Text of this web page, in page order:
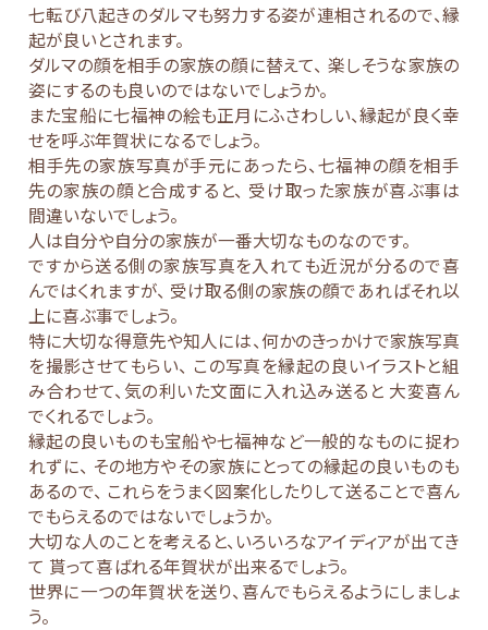
七転び八起きのダルマも努力する姿が連相されるので、縁
起が良いとされます。
ダルマの顔を相手の家族の顔に替えて、 楽しそうな家族の
姿にするのも良いのではないでしょうか。
また宝船に七福神の絵も正月にふさわしい、縁起が良く幸
せを呼ぶ年賀状になるでしょう。
相手先の家族写真が手元にあったら、七福神の顔を相手
先の家族の顔と合成すると、 受け取った家族が喜ぶ事は
間違いないでしょう。
人は自分や自分の家族が一番大切なものなのです。
ですから送る側の家族写真を入れても近況が分るので喜
んではくれますが、 受け取る側の家族の顔であればそれ以
上に喜ぶ事でしょう。
特に大切な得意先や知人には、何かのきっかけで家族写真
を撮影させてもらい、 この写真を縁起の良いイラストと組
み合わせて、気の利いた文面に入れ込み送ると 大変喜ん
でくれるでしょう。
縁起の良いものも宝船や七福神など一般的なものに捉わ
れずに、 その地方やその家族にとっての縁起の良いものも
あるので、 これらをうまく図案化したりして送ることで喜ん
でもらえるのではないでしょうか。
大切な人のことを考えると、いろいろなアイディアが出てき
て 貰って喜ばれる年賀状が出来るでしょう。
世界に一つの年賀状を送り、喜んでもらえるようにしましょ
う。